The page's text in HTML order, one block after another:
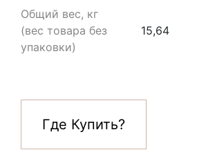
Общий вес, кг
(вес товара без
упаковки)
15,64
Где Купить?